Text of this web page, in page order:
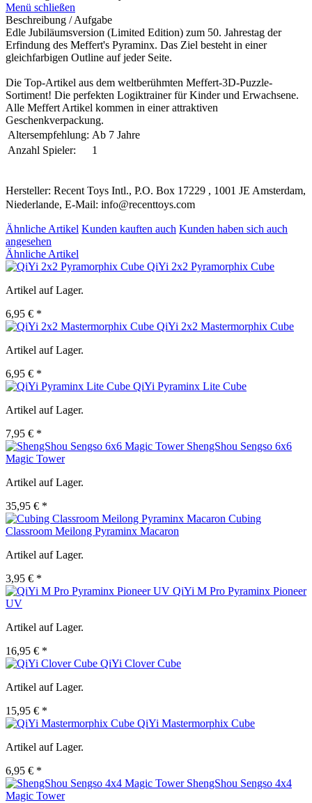
Menü schließen
Beschreibung / Aufgabe
Edle Jubiläumsversion (Limited Edition) zum 50. Jahrestag der
Erfindung des Meffert's Pyraminx. Das Ziel besteht in einer
gleichfarbigen Outline auf jeder Seite.
Die Top-Artikel aus dem weltberühmten Meffert-3D-Puzzle-
Sortiment! Die perfekten Logiktrainer für Kinder und Erwachsene.
Alle Meffert Artikel kommen in einer attraktiven
Geschenkverpackung.
Altersempfehlung: Ab 7 Jahre
Anzahl Spieler:
1
Hersteller: Recent Toys Intl., P.O. Box 17229 , 1001 JE Amsterdam,
Niederlande, E-Mail: info@recenttoys.com
Ähnliche Artikel Kunden kauften auch Kunden haben sich auch
angesehen
Ähnliche Artikel
QiYi 2x2 Pyramorphix Cube
Artikel auf Lager.
6,95 € *
QiYi 2x2 Mastermorphix Cube
Artikel auf Lager.
6,95 € *
QiYi Pyraminx Lite Cube
Artikel auf Lager.
7,95 € *
ShengShou Sengso 6x6
Magic Tower
Artikel auf Lager.
35,95 € *
Cubing
Classroom Meilong Pyraminx Macaron
Artikel auf Lager.
3,95 € *
QiYi M Pro Pyraminx Pioneer
UV
Artikel auf Lager.
16,95 € *
QiYi Clover Cube
Artikel auf Lager.
15,95 € *
QiYi Mastermorphix Cube
Artikel auf Lager.
6,95 € *
ShengShou Sengso 4x4
Magic Tower